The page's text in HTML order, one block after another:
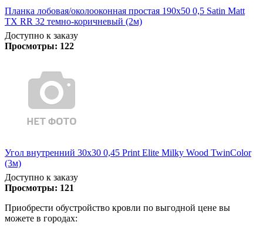
Планка лобовая/околооконная простая 190х50 0,5 Satin Matt
TX RR 32 темно-коричневый (2м)
Доступно к заказу
Просмотры: 122
Угол внутренний 30х30 0,45 Print Elite Milky Wood TwinColor
(3м)
Доступно к заказу
Просмотры: 121
Приобрести обустройство кровли по выгодной цене вы
можете в городах: